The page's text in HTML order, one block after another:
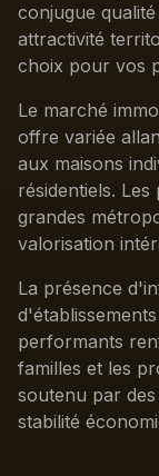
conjugue
attractivité
choix pour vos
Le marché
offre variée
aux maisons
résidentiels.
grandes
valorisation
La présence
performants
familles et les
soutenu par
stabilité